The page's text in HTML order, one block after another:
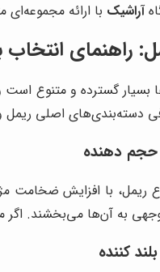
آراشیک با ارائه
راهنمای انتخاب
بسیار گسترده و متنوع
دسته‌بندی‌های اصلی ریمل
دهنده
ریمل، با افزایش ضخامت
به آن‌ها می‌بخشند. اگر
کننده